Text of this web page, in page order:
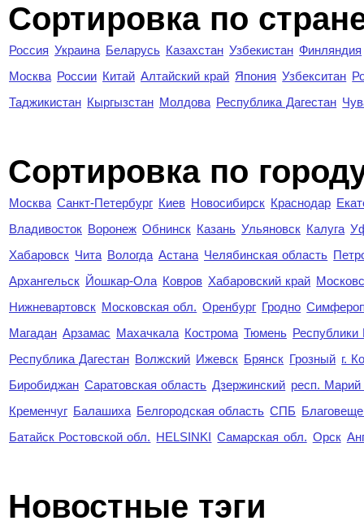
Сортировка по
Россия Украина Беларусь Казахстан Узбекистан Финляндия
Москва России Китай Алтайский край Япония Узбекситан
Таджикистан Кыргызстан Молдова Республика Дагестан
Cортировка по
Москва Санкт-Петербург Киев Новосибирск Краснодар
Владивосток Воронеж Обнинск Казань Ульяновск Калуга
Хабаровск Чита Вологда Астана Челябинская область
Архангельск Йошкар-Ола Ковров Хабаровский край
Нижневартовск Московская обл. Оренбург Гродно
Магадан Арзамас Махачкала Кострома Тюмень Республики
Республика Дагестан Волжский Ижевск Брянск Грозный г.
Биробиджан Саратовская область Дзержинский респ.
Кременчуг Балашиха Белгородская область СПБ
Батайск Ростовской обл. HELSINKI Самарская обл. Орск
Новостные тэги